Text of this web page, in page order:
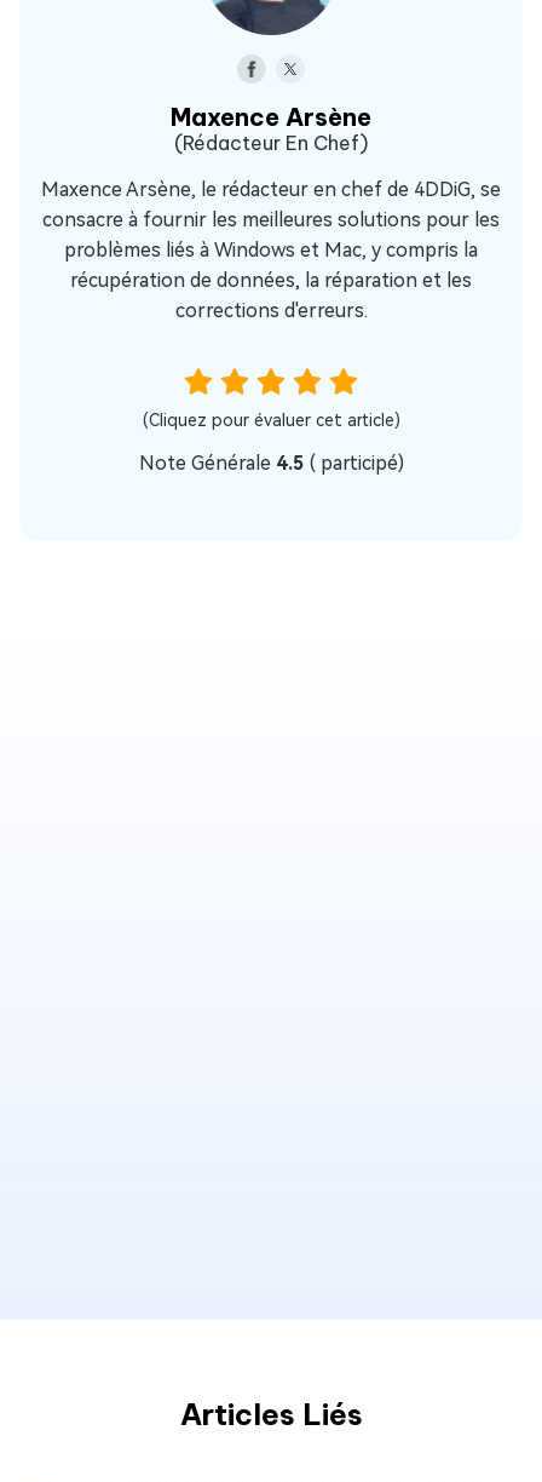
Maxence Arsène
(Rédacteur En Chef)
Maxence Arsène, le rédacteur en chef de 4DDiG, se
consacre à fournir les meilleures solutions pour les
problèmes liés à Windows et Mac, y compris la
récupération de données, la réparation et les
corrections d'erreurs.
(Cliquez pour évaluer cet article)
Note Générale 4.5 (participé)
Articles Liés